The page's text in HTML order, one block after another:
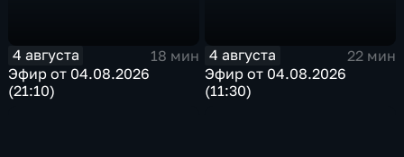
4 августа
18 мин
Эфир от 04.08.2026
(21:10)
4 августа
22 мин
Эфир от 04.08.2026
(11:30)